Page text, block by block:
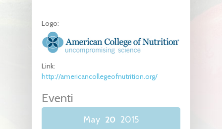
Logo:
Link:
http://americancollegeofnutrition.org/
Eventi
May 20 2015